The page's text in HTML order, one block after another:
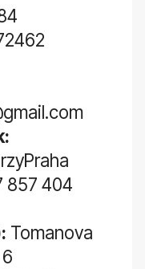
857 404
Tomanova